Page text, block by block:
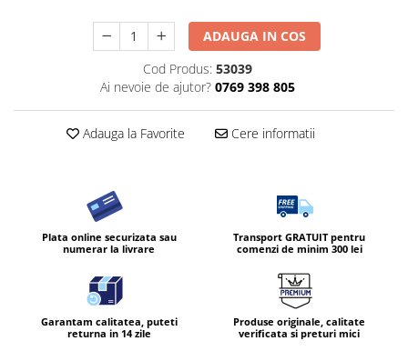
ADAUGA IN COS
Cod Produs: 53039
Ai nevoie de ajutor? 0769 398 805
Adauga la Favorite Cere informatii
Plata online securizata sau
numerar la livrare
Transport GRATUIT pentru
comenzi de minim 300 lei
Garantam calitatea, puteti
returna in 14 zile
Produse originale, calitate
verificata si preturi mici